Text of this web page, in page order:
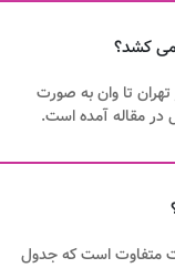
تا وان به صورت
متفاوت است که جدول